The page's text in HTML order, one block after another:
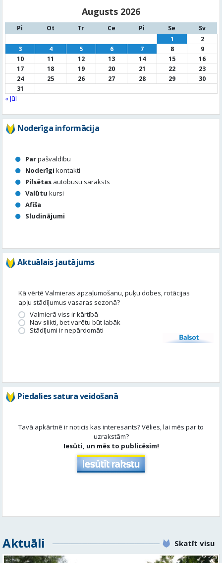
Augusts 2026
Pi Ot Tr Ce Pi Se
Sv
1
2
3
4 5 6 7 8
9
10
11 12 13 14 15
16
17
18 19 20 21 22
23
24
25 26 27 28 29
30
31
« Jūl
Noderīga informācija
Parpašvaldību
Noderīgi kontakti
Pilsētas autobusu saraksts
Valūtu kursi
Afiša
Sludinājumi
Aktuālais jautājums
Kā vērtē Valmieras apzaļumošanu, puķu dobes, rotācijas
apļu stādījumus vasaras sezonā?
Valmierā viss ir kārtībā
Nav slikti, bet varētu būt labāk
Stādījumi ir nepārdomāti
Balsot
Piedalies satura veidošanā
Tavā apkārtnē ir noticis kas interesants? Vēlies, lai mēs par to
uzrakstām?
Iesūti, un mēs to publicēsim!
Aktuāli Skatīt visu